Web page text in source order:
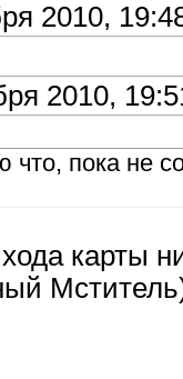
2010,
2010,
что, пока не
карты